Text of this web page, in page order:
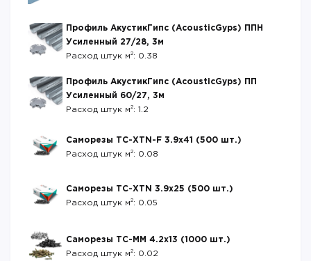
Профиль АкустикГипс (AcousticGyps) ППН
Усиленный 27/28, 3м
Расход штук м2: 0.38
Профиль АкустикГипс (AcousticGyps) ПП
Усиленный 60/27, 3м
Расход штук м2: 1.2
Саморезы ТС-XTN-F 3.9х41 (500 шт.)
Расход штук м2: 0.08
Саморезы ТС-XTN 3.9х25 (500 шт.)
Расход штук м2: 0.05
Саморезы ТС-ММ 4.2х13 (1000 шт.)
Расход штук м2: 0.02